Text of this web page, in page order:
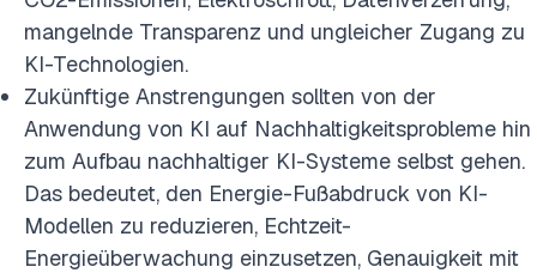
mangelnde Transparenz und ungleicher Zugang zu
KI-Technologien.
Zukünftige Anstrengungen sollten von der
Anwendung von KI auf Nachhaltigkeitsprobleme hin
zum Aufbau nachhaltiger KI-Systeme selbst gehen.
Das bedeutet, den Energie-Fußabdruck von KI-
Modellen zu reduzieren, Echtzeit-
Energieüberwachung einzusetzen, Genauigkeit mit